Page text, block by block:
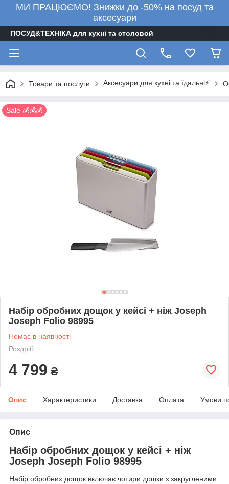
МИ ПРАЦЮЄМО! Знижки до -50% на посуд та
аксесуари
ПОСУД&ТЕХНІКА для кухні та столовой
Товари та послуги Аксесуари для кухні та їдальні⚡
Sale 💰💰💰
Набір обробних дощок у кейсі + ніж Joseph
Joseph Folio 98995
Немає в наявності
Роздріб
4 799 ₴
Опис Характеристики Доставка Оплата Умови
Опис
Набір обробних дощок у кейсі + ніж
Joseph Joseph Folio 98995
Набір обробних дощок включає чотири дошки з закругленими